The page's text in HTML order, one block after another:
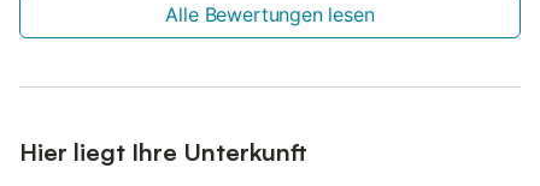
Alle Bewertungen lesen
Hier liegt Ihre Unterkunft